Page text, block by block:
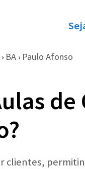
› BA › Paulo Afonso
de
clientes,